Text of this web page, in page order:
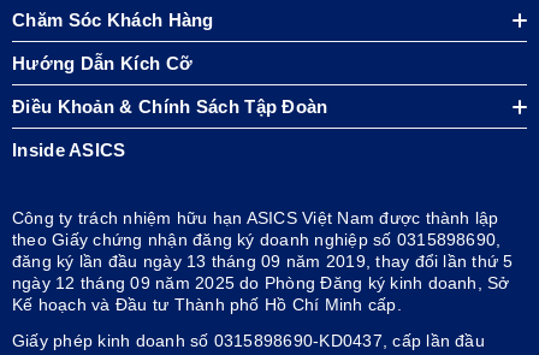
Chăm Sóc Khách Hàng
Hướng Dẫn Kích Cỡ
Điều Khoản & Chính Sách Tập Đoàn
Inside ASICS
Công ty trách nhiệm hữu hạn ASICS Việt Nam được thành lập
theo Giấy chứng nhận đăng ký doanh nghiệp số 0315898690,
đăng ký lần đầu ngày 13 tháng 09 năm 2019, thay đổi lần thứ 5
ngày 12 tháng 09 năm 2025 do Phòng Đăng ký kinh doanh, Sở
Kế hoạch và Đầu tư Thành phố Hồ Chí Minh cấp.
Giấy phép kinh doanh số 0315898690-KD0437, cấp lần đầu